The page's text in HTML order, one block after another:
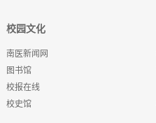
校园文化
南医新闻网
图书馆
校报在线
校史馆